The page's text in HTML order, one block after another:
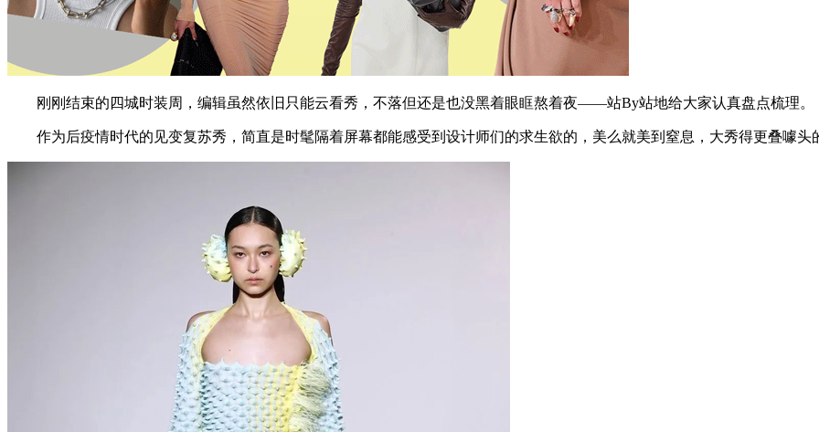
刚刚结束的四城时装周，编辑虽然依旧只能云看秀，不落但还是也没黑着眼眶熬着夜——站By站地给大家认真盘点梳理。
作为后疫情时代的见变复苏秀，简直是时髦隔着屏幕都能感受到设计师们的求生欲的，美么就美到窒息，大秀得更叠噱头